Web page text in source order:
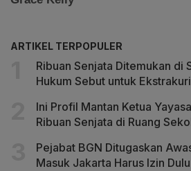
ARTIKEL TERPOPULER
Ribuan Senjata Ditemukan di
Hukum Sebut untuk
Ini Profil Mantan Ketua
Ribuan Senjata di Ruang
Pejabat BGN Ditugaskan
Masuk Jakarta Harus Izin Dulu